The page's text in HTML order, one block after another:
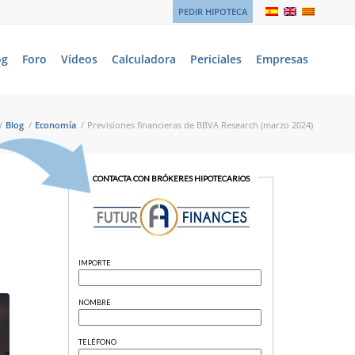
PEDIR HIPOTECA
Foro Vídeos Calculadora Periciales Empresas
/ Blog / Economía / Previsiones financieras de BBVA Research (marzo 2024)